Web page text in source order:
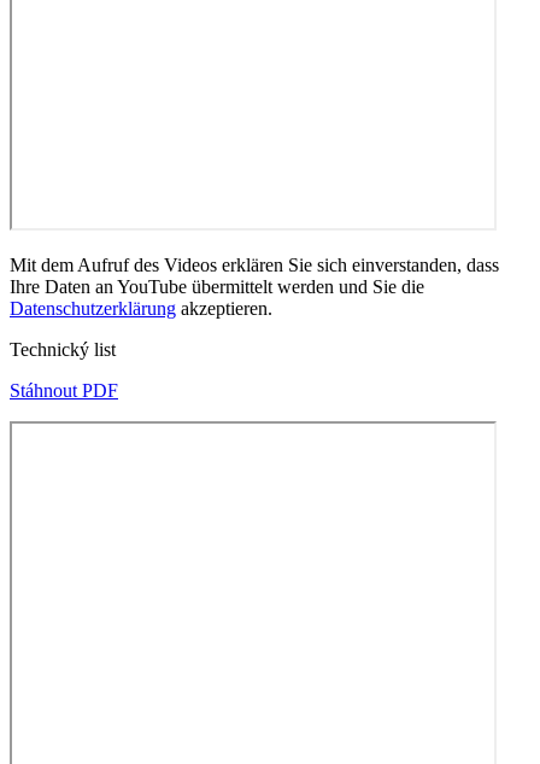
Mit dem Aufruf des Videos erklären Sie sich einverstanden, dass
Ihre Daten an YouTube übermittelt werden und Sie die
Datenschutzerklärung akzeptieren.
Technický list
Stáhnout PDF